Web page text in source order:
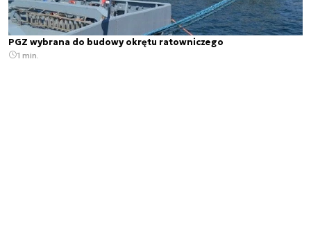
PGZ wybrana do budowy okrętu ratowniczego
1 min.